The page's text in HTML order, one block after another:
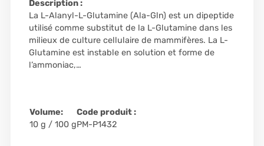
Description :
La L-Alanyl-L-Glutamine (Ala-Gln) est un dipeptide
utilisé comme substitut de la L-Glutamine dans les
milieux de culture cellulaire de mammifères. La L-
Glutamine est instable en solution et forme de
l’ammoniac,…
Volume:
10 g / 100 g
Code produit :
PM-P1432